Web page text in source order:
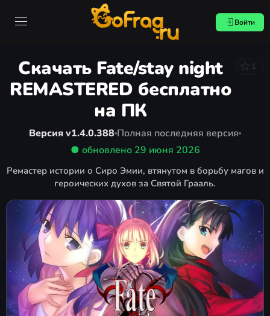
Войти
Скачать Fate/stay night
REMASTERED бесплатно
на ПК
1
Версия v1.4.0.388 Полная последняя версия
● обновлено 29 июня 2026
Ремастер истории о Сиро Эмии, втянутом в борьбу магов и
героических духов за Святой Грааль.